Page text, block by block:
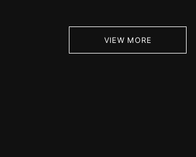
VIEW MORE